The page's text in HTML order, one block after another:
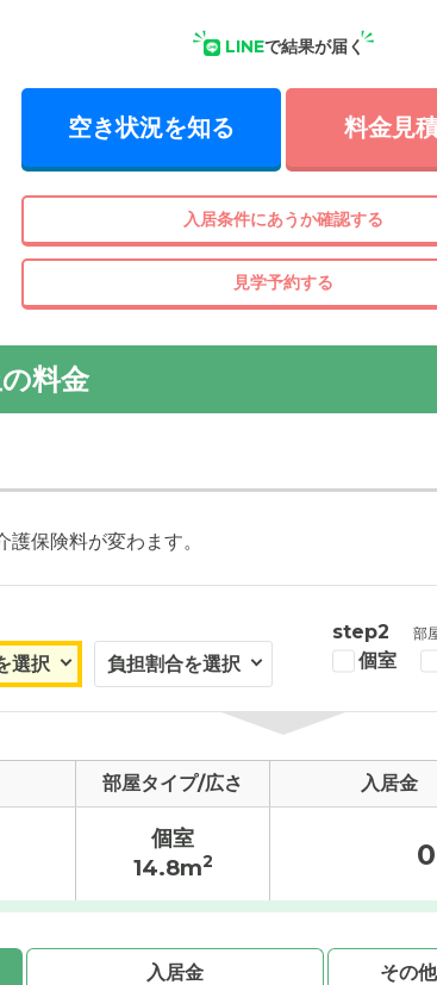
LINEで結果が届く
空き状況を知る 料金見
入居条件にあうか確認する
見学予約する
料金
保険料が変わます。
step2 部
個室
部屋タイプ/広さ 入居金
個室
14.8m2 0
入居金 その